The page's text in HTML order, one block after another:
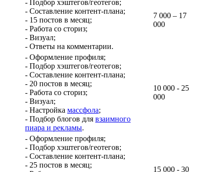
- Подбор хэштегов/геотегов;
- Составление контент-плана;
- 15 постов в месяц;
- Работа со сториз;
- Визуал;
- Ответы на комментарии.
7 000 – 17
000
- Оформление профиля;
- Подбор хэштегов/геотегов;
- Составление контент-плана;
- 20 постов в месяц;
- Работа со сториз;
- Визуал;
- Настройка массфола;
- Подбор блогов для взаимного
пиара и рекламы.
10 000 - 25
000
- Оформление профиля;
- Подбор хэштегов/геотегов;
- Составление контент-плана;
- 25 постов в месяц;
15 000 - 30